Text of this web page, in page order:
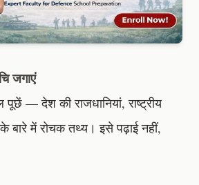
जगाएं
— देश की राजधानियां, राष्ट्रीय
बारे में रोचक तथ्य। इसे पढ़ाई नहीं,